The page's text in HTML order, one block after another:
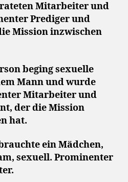
Mitarbeiter und
Prediger und
Mission inzwischen
beging sexuelle
Mann und wurde
Mitarbeiter und
der die Mission
hat.
ein Mädchen,
sexuell. Prominenter